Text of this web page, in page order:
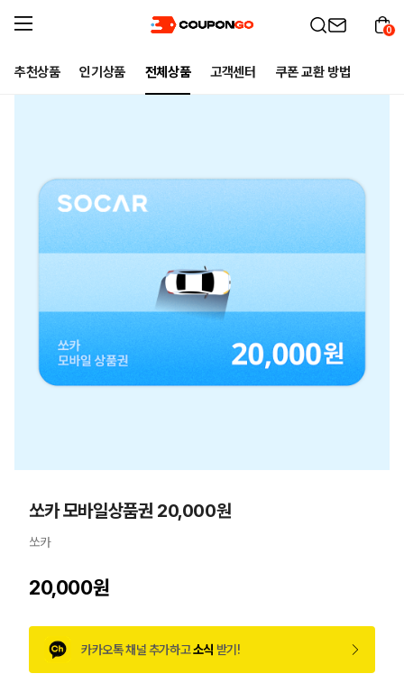
추천상품 인기상품 전체상품 고객센터 쿠폰 교환 방법
0
쏘카 모바일상품권 20,000원
쏘카
20,000원
카카오톡 채널 추가하고소식 받기!